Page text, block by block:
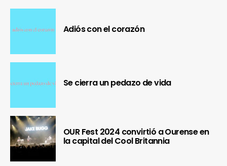
Adiós con el corazón
Se cierra un pedazo de vida
OUR Fest 2024 convirtió a Ourense en
la capital del Cool Britannia